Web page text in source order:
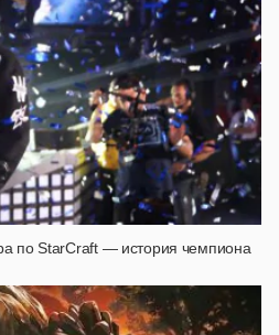
по StarCraft — история чемпиона